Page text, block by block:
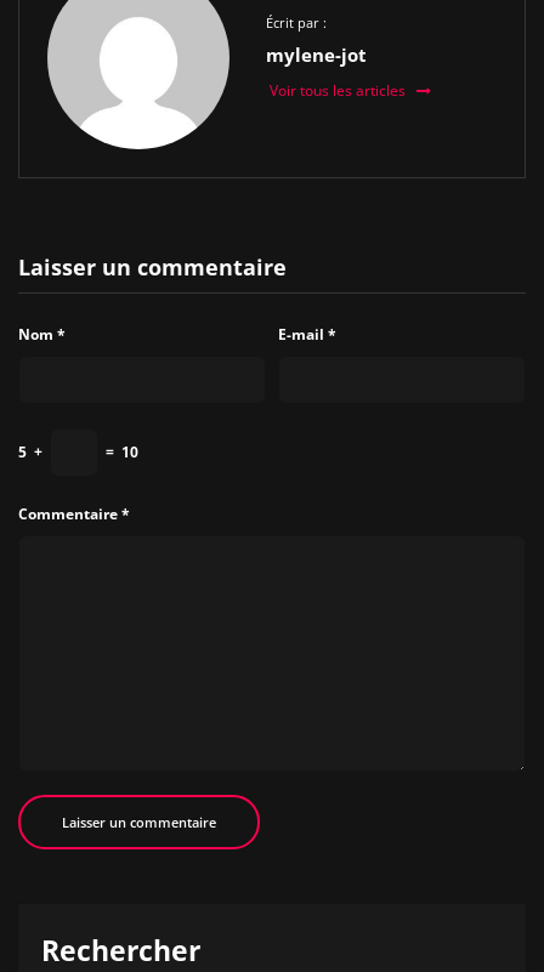
Écrit par :
mylene-jot
Voir tous les articles
Laisser un commentaire
Nom * E-mail *
5 + = 10
Commentaire*
Rechercher